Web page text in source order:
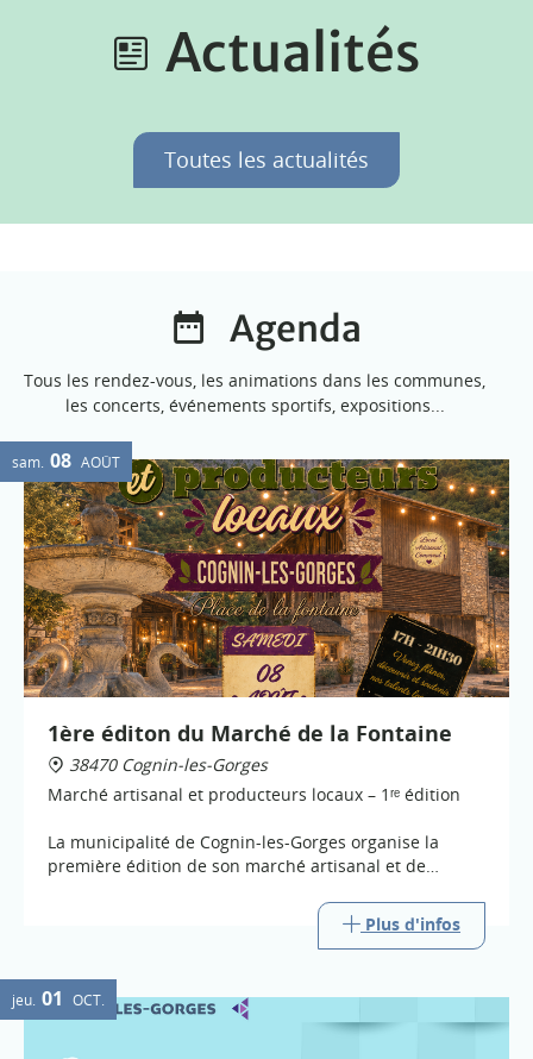
Actualités
Toutes les actualités
Agenda
Tous les rendez-vous, les animations dans les communes,
les concerts, événements sportifs, expositions...
sam. 08 AOÛT
1ère éditon du Marché de la Fontaine
38470 Cognin-les-Gorges
Marché artisanal et producteurs locaux – 1ʳᵉ édition
La municipalité de Cognin-les-Gorges organise la
première édition de son marché artisanal et de
Plus d'infos
jeu. 01 OCT.